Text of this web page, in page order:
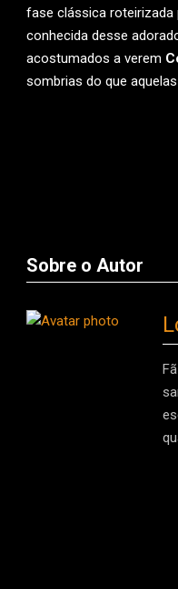
fase clássica
conhecida desse
acostumados a verem
sombrias do que
Sobre o Autor